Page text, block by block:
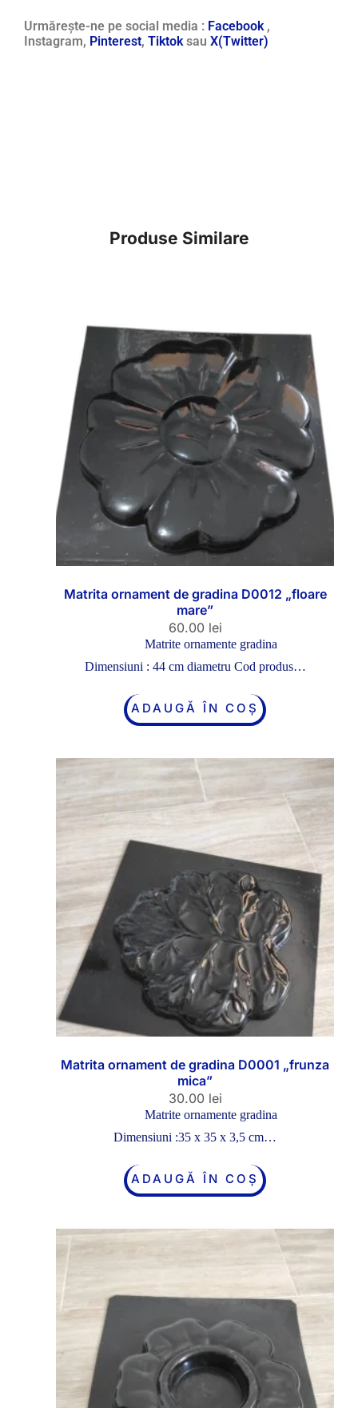
Urmărește-ne pe social media : Facebook ,
Instagram, Pinterest, Tiktok sau X(Twitter)
Produse Similare
Matrita ornament de gradina D0012 „floare
mare”
60.00 lei
Matrite ornamente gradina
Dimensiuni : 44 cm diametru Cod produs…
ADAUGĂ ÎN COȘ
Matrita ornament de gradina D0001 „frunza
mica”
30.00 lei
Matrite ornamente gradina
Dimensiuni :35 x 35 x 3,5 cm…
ADAUGĂ ÎN COȘ